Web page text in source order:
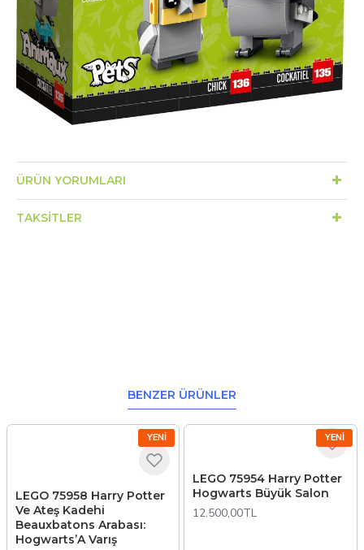
ÜRÜN YORUMLARI
TAKSITLER
BENZER ÜRÜNLER
YENI
LEGO 75958 Harry Potter
Ve Ateş Kadehi
Beauxbatons Arabası:
Hogwarts’A Varış
YENI
LEGO 75954 Harry Potter
Hogwarts Büyük Salon
12.500,00TL